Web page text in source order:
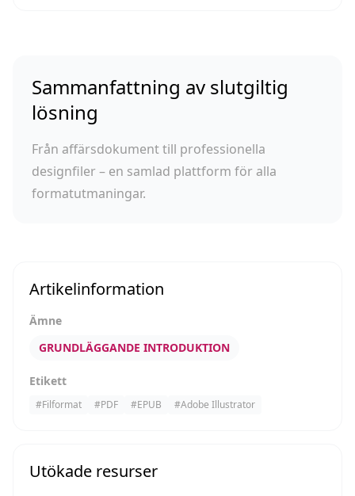
Sammanfattning av slutgiltig
lösning
Från affärsdokument till professionella
designfiler – en samlad plattform för alla
formatutmaningar.
Artikelinformation
Ämne
GRUNDLÄGGANDE INTRODUKTION
Etikett
#Filformat #PDF #EPUB #Adobe Illustrator
Utökade resurser